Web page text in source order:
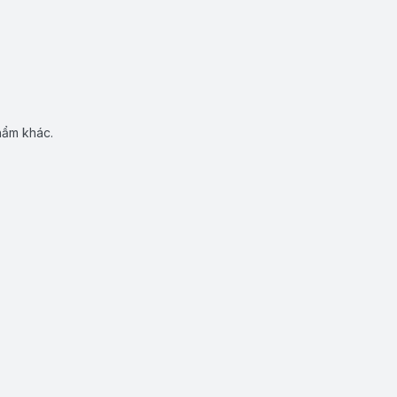
khác.